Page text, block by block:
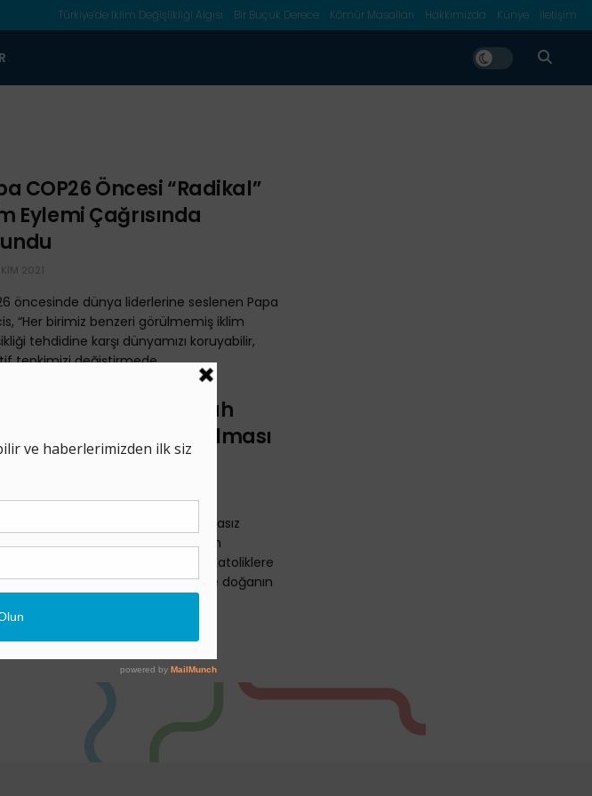
Türkiye’de İklim Değişlikliği Algısı Bir Buçuk Derece Kömür Masalları Hakkımızda Künye İletişim
COP​26 Öncesi “Radikal”
Eylemi Çağrısında
2021
öncesinde dünya liderlerine seslenen Papa
“Her birimiz benzeri görülmemiş iklim
tehdidine karşı dünyamızı koruyabilir,
tepkimizi değiştirmede ...
Fosil Yakıt ve Silah
Sonlandırılması
Bulundu
Francis’in doğa, yaşam ve savunmasız
korunması konulu genelgesinin
yayımlanan kılavuzda, Katoliklere
yatırımlarını sonlandırmaları ve doğanın